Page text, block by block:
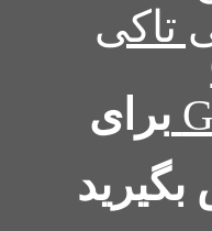
تاکی
برای